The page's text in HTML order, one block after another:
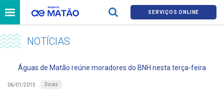
SERVIÇOS ONLINE
NOTÍCIAS
Águas de Matão reúne moradores do BNH nesta terça-feira
06/01/2015 Dicas